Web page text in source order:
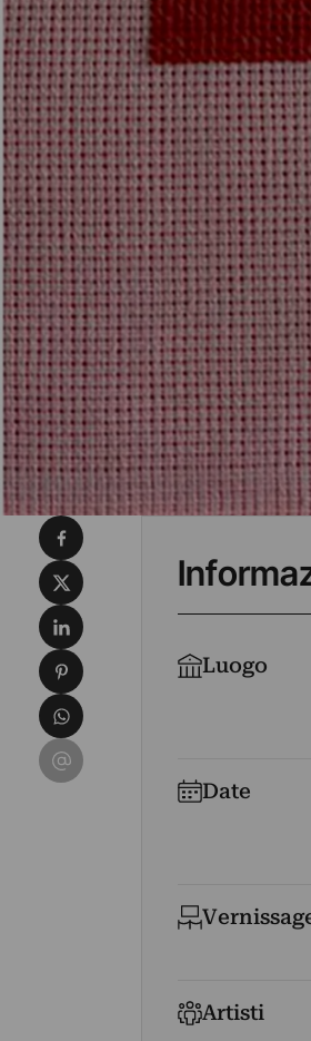
Luogo
Date
Artisti
Condividi su Facebook
Condividi su X
Condividi su LinkedIn
Condividi su Pinterest
Condividi su WhatsApp
Condividi su Email